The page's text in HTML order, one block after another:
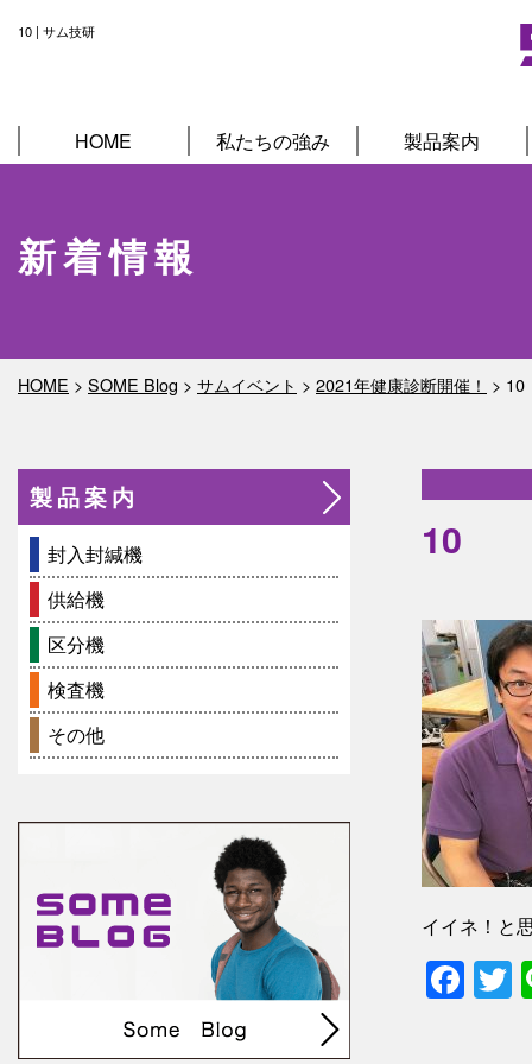
10 | サム技研
HOME 私たちの強み 製品案内
新着情報
HOME > SOME Blog > サムイベント > 2021年健康診断開催！ > 10
10
イイネ！と
製品案内
封入封緘機
供給機
区分機
検査機
その他